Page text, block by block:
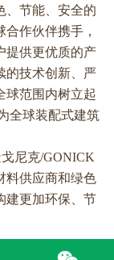
、节能、安全的
作伙伴携手，
提供更优质的产
的技术创新、严
球范围内树立起
全球装配式建筑
尼克/GONICK
料供应商和绿色
建更加环保、节